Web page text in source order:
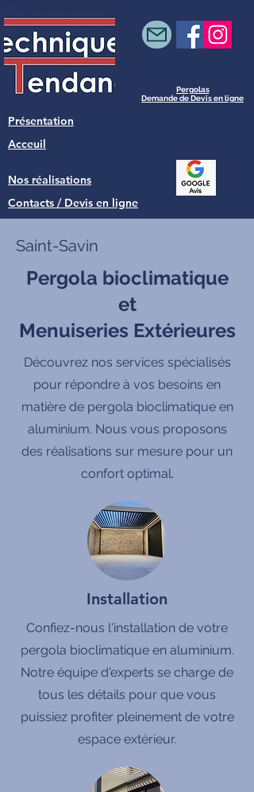
Demande de Devis en ligne
Pergolas
Présentation
Nos réalisations
Contacts / Devis en ligne
Acceuil
Saint-Savin
Pergola bioclimatique
et
Menuiseries Extérieures
Découvrez nos services spécialisés
pour répondre à vos besoins en
matière de pergola bioclimatique en
aluminium. Nous vous proposons
des réalisations sur mesure pour un
confort optimal.
Installation
Confiez-nous l'installation de votre
pergola bioclimatique en aluminium.
Notre équipe d'experts se charge de
tous les détails pour que vous
puissiez profiter pleinement de votre
espace extérieur.